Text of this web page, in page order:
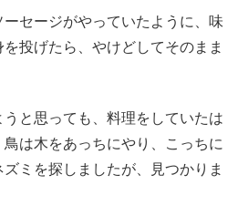
セージがやっていたように、味
投げたら、やけどしてそのまま
と思っても、料理をしていたは
は木をあっちにやり、こっちに
ミを探しましたが、見つかりま